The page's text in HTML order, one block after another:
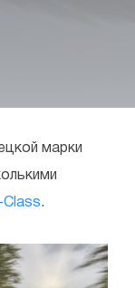
марки
Class.